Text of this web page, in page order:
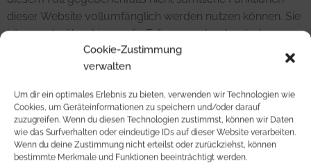
Cookie-Zustimmung
verwalten
Um dir ein optimales Erlebnis zu bieten, verwenden wir Technologien wie
Cookies, um Geräteinformationen zu speichern und/oder darauf
zuzugreifen. Wenn du diesen Technologien zustimmst, können wir Daten
wie das Surfverhalten oder eindeutige IDs auf dieser Website verarbeiten.
Wenn du deine Zustimmung nicht erteilst oder zurückziehst, können
bestimmte Merkmale und Funktionen beeinträchtigt werden.
dieser Website vollumfänglich werden nutzen können. Sie
können darüber hinaus die Erfassung der durch das
Cookie erzeugten und auf Ihre Nutzung der Webseite
bezogenen Daten (inkl. Ihrer IP-Adresse) an Google sowie
indem sie das unter dem folgenden Link verfügbare
Browser-Plugin herunterladen und installieren:Browser
Add On zur Deaktivierung von Google Analytics.
Zusätzlich oder als Alternative zum Browser-Add-On